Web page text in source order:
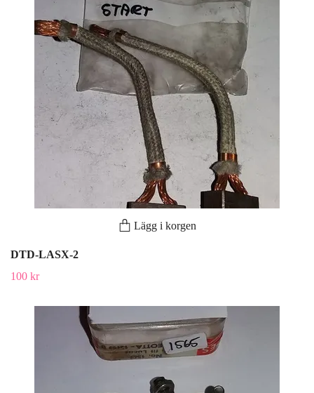
Lägg i korgen
DTD-LASX-2
100 kr